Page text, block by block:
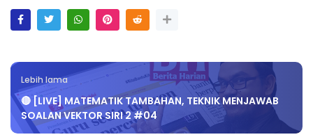
Lebih lama
🔴 [LIVE] MATEMATIK TAMBAHAN, TEKNIK MENJAWAB
SOALAN VEKTOR SIRI 2 #04